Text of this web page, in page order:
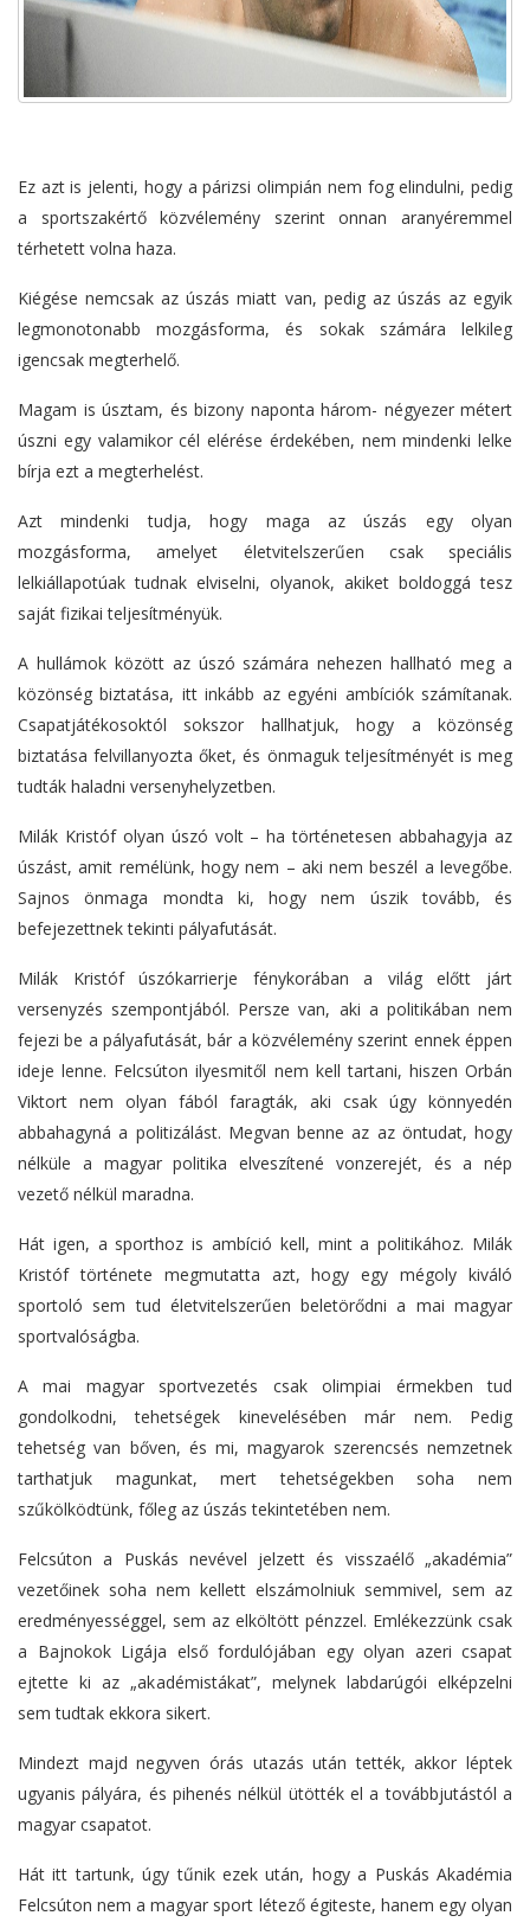
Ez azt is jelenti, hogy a párizsi olimpián nem fog elindulni, pedig
a sportszakértő közvélemény szerint onnan aranyéremmel
térhetett volna haza.
Kiégése nemcsak az úszás miatt van, pedig az úszás az egyik
legmonotonabb mozgásforma, és sokak számára lelkileg
igencsak megterhelő.
Magam is úsztam, és bizony naponta három- négyezer métert
úszni egy valamikor cél elérése érdekében, nem mindenki lelke
bírja ezt a megterhelést.
Azt mindenki tudja, hogy maga az úszás egy olyan
mozgásforma, amelyet életvitelszerűen csak speciális
lelkiállapotúak tudnak elviselni, olyanok, akiket boldoggá tesz
saját fizikai teljesítményük.
A hullámok között az úszó számára nehezen hallható meg a
közönség biztatása, itt inkább az egyéni ambíciók számítanak.
Csapatjátékosoktól sokszor hallhatjuk, hogy a közönség
biztatása felvillanyozta őket, és önmaguk teljesítményét is meg
tudták haladni versenyhelyzetben.
Milák Kristóf olyan úszó volt – ha történetesen abbahagyja az
úszást, amit remélünk, hogy nem – aki nem beszél a levegőbe.
Sajnos önmaga mondta ki, hogy nem úszik tovább, és
befejezettnek tekinti pályafutását.
Milák Kristóf úszókarrierje fénykorában a világ előtt járt
versenyzés szempontjából. Persze van, aki a politikában nem
fejezi be a pályafutását, bár a közvélemény szerint ennek éppen
ideje lenne. Felcsúton ilyesmitől nem kell tartani, hiszen Orbán
Viktort nem olyan fából faragták, aki csak úgy könnyedén
abbahagyná a politizálást. Megvan benne az az öntudat, hogy
nélküle a magyar politika elveszítené vonzerejét, és a nép
vezető nélkül maradna.
Hát igen, a sporthoz is ambíció kell, mint a politikához. Milák
Kristóf története megmutatta azt, hogy egy mégoly kiváló
sportoló sem tud életvitelszerűen beletörődni a mai magyar
sportvalóságba.
A mai magyar sportvezetés csak olimpiai érmekben tud
gondolkodni, tehetségek kinevelésében már nem. Pedig
tehetség van bőven, és mi, magyarok szerencsés nemzetnek
tarthatjuk magunkat, mert tehetségekben soha nem
szűkölködtünk, főleg az úszás tekintetében nem.
Felcsúton a Puskás nevével jelzett és visszaélő „akadémia”
vezetőinek soha nem kellett elszámolniuk semmivel, sem az
eredményességgel, sem az elköltött pénzzel. Emlékezzünk csak
a Bajnokok Ligája első fordulójában egy olyan azeri csapat
ejtette ki az „akadémistákat”, melynek labdarúgói elképzelni
sem tudtak ekkora sikert.
Mindezt majd negyven órás utazás után tették, akkor léptek
ugyanis pályára, és pihenés nélkül ütötték el a továbbjutástól a
magyar csapatot.
Hát itt tartunk, úgy tűnik ezek után, hogy a Puskás Akadémia
Felcsúton nem a magyar sport létező égiteste, hanem egy olyan